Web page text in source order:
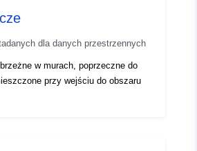
m3968-cc-i9541
dla danych przestrzennych
w murach, poprzeczne do
przy wejściu do obszaru